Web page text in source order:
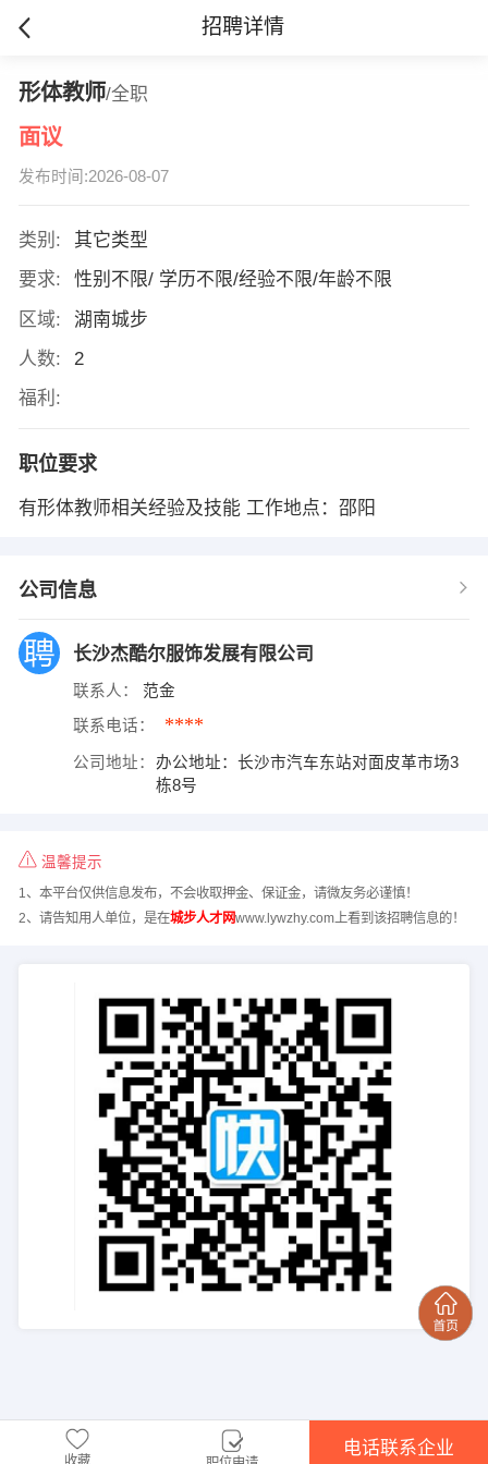
招聘详情
形体教师/全职
面议
发布时间:2026-08-07
类别:
其它类型
要求:
性别不限/ 学历不限/经验不限/年龄不限
区域:
湖南城步
人数:
2
福利:
职位要求
有形体教师相关经验及技能 工作地点：邵阳
公司信息
长沙杰酷尔服饰发展有限公司
联系人： 范金
联系电话： ****
公司地址：
办公地址：长沙市汽车东站对面皮革市场3
栋8号
温馨提示
1、本平台仅供信息发布，不会收取押金、保证金，请微友务必谨慎！
2、请告知用人单位，是在城步人才网www.lywzhy.com上看到该招聘信息的！
电话联系企业